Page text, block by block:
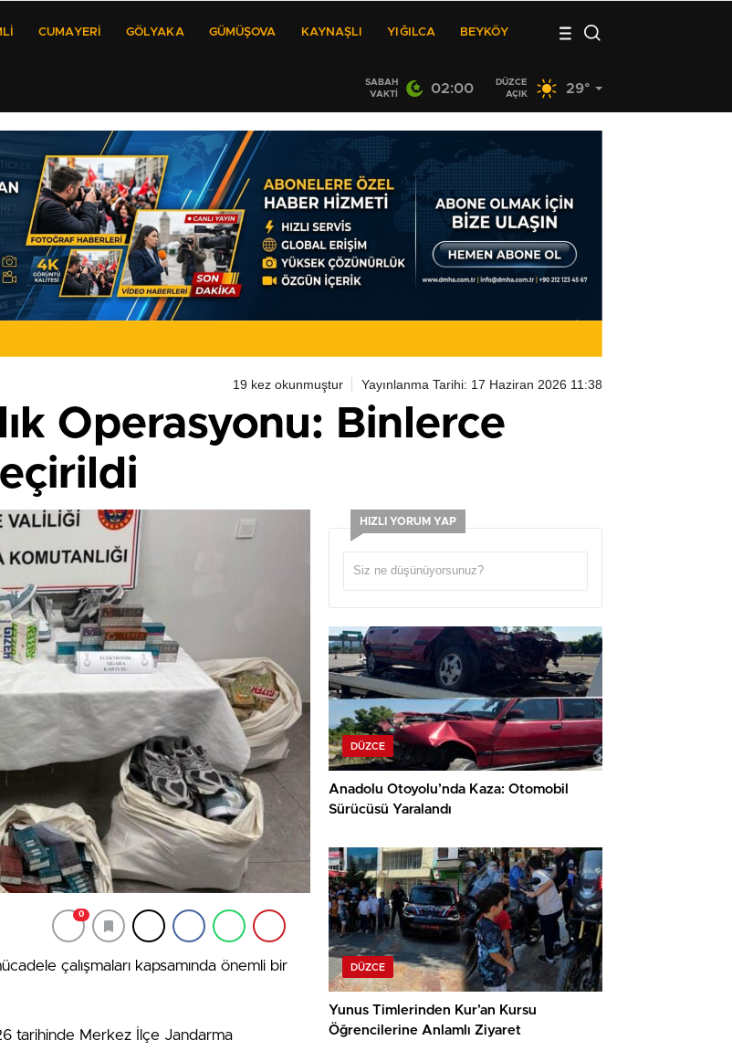
CUMAYERI GÖLYAKA GÜMÜŞOVA KAYNAŞLI YIĞILCA BEYKÖY
SABAH
VAKTI
02:00
DÜZCE
AÇIK
29°
19 kez okunmuştur Yayınlanma Tarihi: 17 Haziran 2026 11:38
Operasyonu: Binlerce
0
çalışmaları kapsamında önemli bir
tarihinde Merkez İlçe Jandarma
HIZLI YORUM YAP
DÜZCE
Anadolu Otoyolu’nda Kaza: Otomobil
Sürücüsü Yaralandı
DÜZCE
Yunus Timlerinden Kur’an Kursu
Öğrencilerine Anlamlı Ziyaret